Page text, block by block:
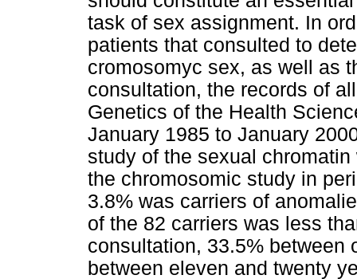
task of sex assignment. In
patients that consulted to
cromosomyc sex, as well as
consultation, the records of
Genetics of the Health
January 1985 to January
study of the sexual
the chromosomic study in
3.8% was carriers of
of the 82 carriers was less
consultation, 33.5% between
between eleven and twenty